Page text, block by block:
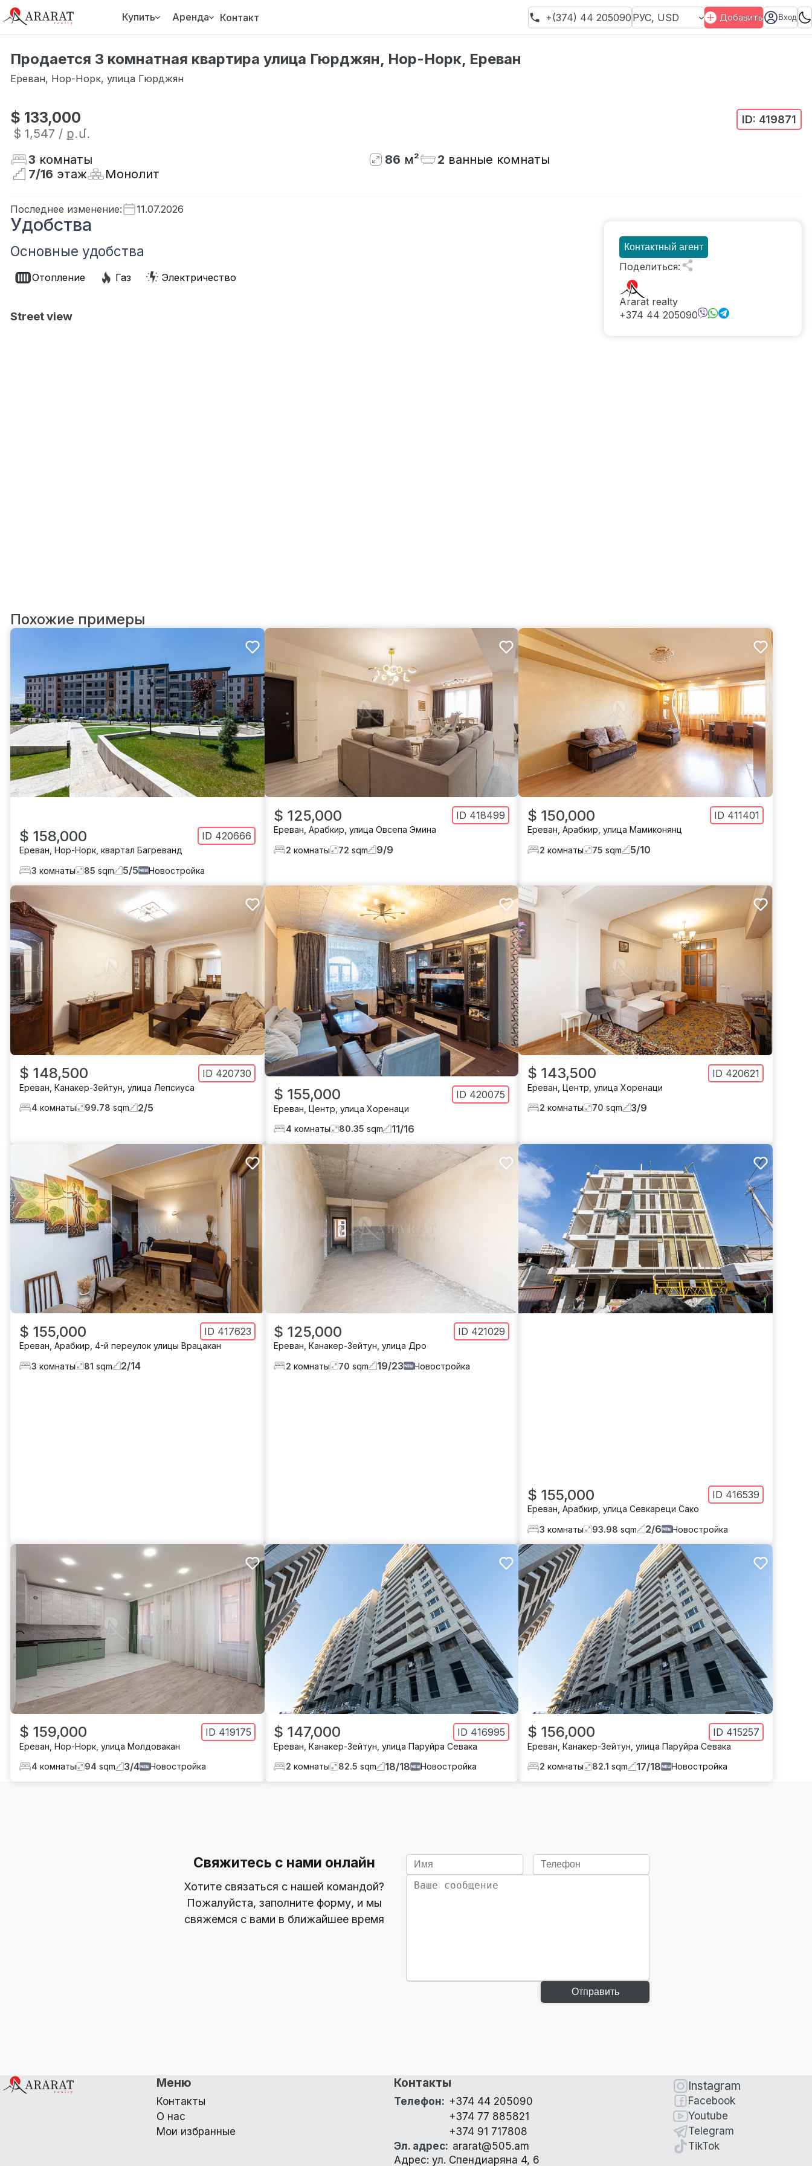
Купить Аренда Контакт +(374) 44 205090 РУС, USD Добавить Вход
Продается 3 комнатная квартира улица Гюрджян, Нор-Норк, Ереван
Ереван, Нор-Норк, улица Гюрджян
$ 133,000
$ 1,547 / ք․մ․
ID: 419871
3 комнаты 86 м² 2 ванные комнаты
7/16 этаж Монолит
Последнее изменение: 11.07.2026
Удобства
Основные удобства
Отопление Газ Электричество
Street view
Контактный агент
Поделиться:
Ararat realty
+374 44 205090
Похожие примеры
$ 158,000 ID 420666
Ереван Нор-Норк квартал Багреванд
3 комнаты 85 sqm 5/5 Новостройка
$ 125,000 ID 418499
Ереван, Арабкир, улица Овсепа Эмина
2 комнаты 72 sqm 9/9
$ 150,000 ID 411401
Ереван, Арабкир, улица Мамиконянц
2 комнаты 75 sqm 5/10
$ 148,500 ID 420730
Ереван Канакер-Зейтун улица Лепсиуса
4 комнаты 99.78 sqm 2/5
$ 155,000 ID 420075
Ереван Центр улица Хоренаци
4 комнаты 80.35 sqm 11/16
$ 143,500 ID 420621
Ереван Центр улица Хоренаци
2 комнаты 70 sqm 3/9
$ 155,000 ID 417623
Ереван Арабкир 4-й переулок улицы Врацакан
3 комнаты 81 sqm 2/14
$ 125,000 ID 421029
Ереван Канакер-Зейтун улица Дро
2 комнаты 70 sqm 19/23 Новостройка
$ 155,000 ID 416539
Ереван Арабкир улица Севкареци Сако
3 комнаты 93.98 sqm 2/6 Новостройка
$ 159,000 ID 419175
Ереван Нор-Норк улица Молдовакан
4 комнаты 94 sqm 3/4 Новостройка
$ 147,000 ID 416995
Ереван Канакер-Зейтун улица Паруйра Севака
2 комнаты 82.5 sqm 18/18 Новостройка
$ 156,000 ID 415257
Ереван Канакер-Зейтун улица Паруйра Севака
2 комнаты 82.1 sqm 17/18 Новостройка
Свяжитесь с нами онлайн
Хотите связаться с нашей командой?
Пожалуйста, заполните форму, и мы
свяжемся с вами в ближайшее время
Отправить
Меню
Контакты
О нас
Мои избранные
Контакты
Телефон: +374 44 205090
+374 77 885821
+374 91 717808
Эл. адрес: ararat@505.am
Адрес: ул. Спендиаряна 4, 6
Instagram
Facebook
Youtube
Telegram
TikTok